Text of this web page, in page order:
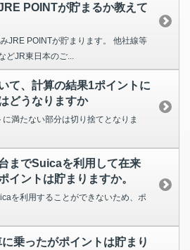
POINTが貯まるか教えて
JRE POINTが貯まります。 他社線等
どJR東日本のご...
て、計算の結果1ポイントに
どうなりますか
満たない部分は切り捨てとなりま
までSuicaを利用して在来
イントは貯まりますか。
を利用することができないため、ポ
乗ったがポイントは貯まり